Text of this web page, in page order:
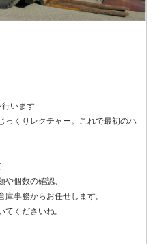
行います
っくりレクチャー。これで最初のハ
や個数の確認、
事務からお任せします。
くださいね。